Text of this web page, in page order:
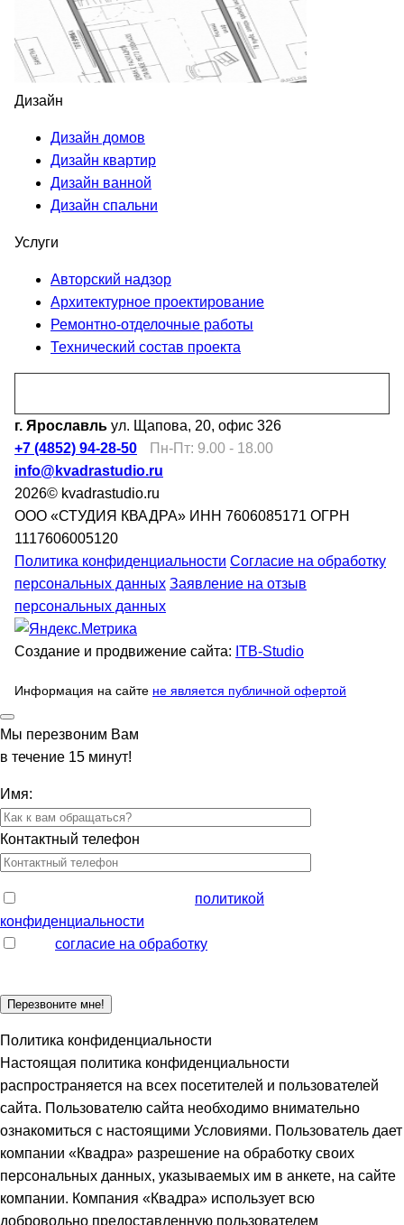
Дизайн
Дизайн домов
Дизайн квартир
Дизайн ванной
Дизайн спальни
Услуги
Авторский надзор
Архитектурное проектирование
Ремонтно-отделочные работы
Технический состав проекта
г. Ярославль ул. Щапова, 20, офис 326
+7 (4852) 94-28-50
Пн-Пт: 9.00 - 18.00
info@kvadrastudio.ru
2026© kvadrastudio.ru
ООО «СТУДИЯ КВАДРА» ИНН 7606085171 ОГРН
1117606005120
Политика конфиденциальности Согласие на обработку
персональных данных Заявление на отзыв
персональных данных
Создание и продвижение сайта: ITB-Studio
Информация на сайте не является публичной офертой
Мы перезвоним Вам
в течение 15 минут!
Имя:
Контактный телефон
политикой
конфиденциальности
согласие на обработку
Политика конфиденциальности
Настоящая политика конфиденциальности
распространяется на всех посетителей и пользователей
сайта. Пользователю сайта необходимо внимательно
ознакомиться с настоящими Условиями. Пользователь дает
компании «Квадра» разрешение на обработку своих
персональных данных, указываемых им в анкете, на сайте
компании. Компания «Квадра» использует всю
добровольно предоставленную пользователем